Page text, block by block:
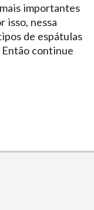
importantes
isso, nessa
de espátulas
Então continue